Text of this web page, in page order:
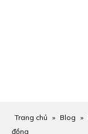
Trang chủ » Blog »
đồng